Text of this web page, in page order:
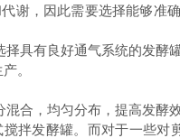
谢，因此需要选择能够
具有良好通气系统的发
。
合，均匀分布，提高发
拌发酵罐。而对于一些